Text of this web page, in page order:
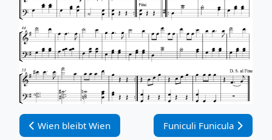
Vorheriger Beitrag: Wien bleibt Wien
Wien bleibt Wien Nächster Beitrag:
Funiculi Funicula